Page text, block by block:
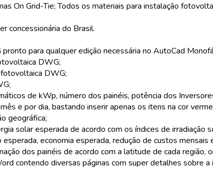
On Grid-Tie; Todos os materiais para instalação
concessionária do Brasil.
para qualquer edição necessária no AutoCad
DWG;
DWG;
de kWp, número dos painéis, potência dos
e por dia, bastando inserir apenas os itens na cor
geográfica;
solar esperada de acordo com os índices de
economia esperada, redução de custos mensais
dos painéis de acordo com a latitude de cada
contendo diversas páginas com super detalhes sobre